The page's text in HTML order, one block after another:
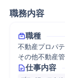
職務内容
職種
不動産プロパ
その他不動産
仕事内容